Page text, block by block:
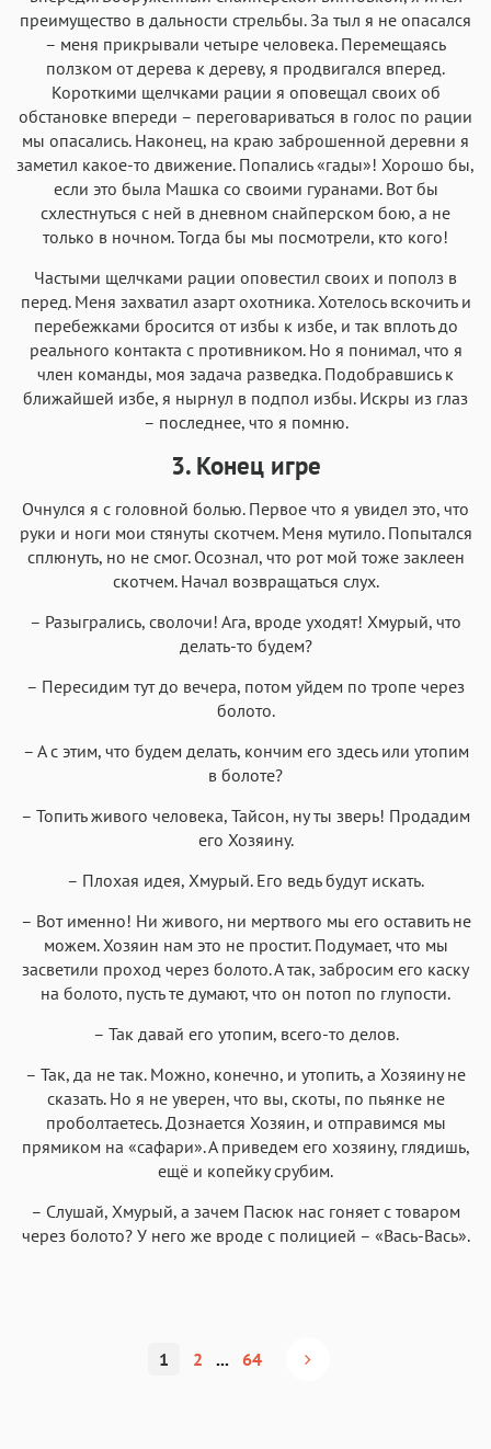
преимущество в дальности стрельбы. За тыл я не опасался
– меня прикрывали четыре человека. Перемещаясь
ползком от дерева к дереву, я продвигался вперед.
Короткими щелчками рации я оповещал своих об
обстановке впереди – переговариваться в голос по рации
мы опасались. Наконец, на краю заброшенной деревни я
заметил какое-то движение. Попались «гады»! Хорошо бы,
если это была Машка со своими гуранами. Вот бы
схлестнуться с ней в дневном снайперском бою, а не
только в ночном. Тогда бы мы посмотрели, кто кого!
Частыми щелчками рации оповестил своих и пополз в
перед. Меня захватил азарт охотника. Хотелось вскочить и
перебежками бросится от избы к избе, и так вплоть до
реального контакта с противником. Но я понимал, что я
член команды, моя задача разведка. Подобравшись к
ближайшей избе, я нырнул в подпол избы. Искры из глаз
– последнее, что я помню.
3. Конец игре
Очнулся я с головной болью. Первое что я увидел это, что
руки и ноги мои стянуты скотчем. Меня мутило. Попытался
сплюнуть, но не смог. Осознал, что рот мой тоже заклеен
скотчем. Начал возвращаться слух.
– Разыгрались, сволочи! Ага, вроде уходят! Хмурый, что
делать-то будем?
– Пересидим тут до вечера, потом уйдем по тропе через
болото.
– А с этим, что будем делать, кончим его здесь или утопим
в болоте?
– Топить живого человека, Тайсон, ну ты зверь! Продадим
его Хозяину.
– Плохая идея, Хмурый. Его ведь будут искать.
– Вот именно! Ни живого, ни мертвого мы его оставить не
можем. Хозяин нам это не простит. Подумает, что мы
засветили проход через болото. А так, забросим его каску
на болото, пусть те думают, что он потоп по глупости.
– Так давай его утопим, всего-то делов.
– Так, да не так. Можно, конечно, и утопить, а Хозяину не
сказать. Но я не уверен, что вы, скоты, по пьянке не
проболтаетесь. Дознается Хозяин, и отправимся мы
прямиком на «сафари». А приведем его хозяину, глядишь,
ещё и копейку срубим.
– Слушай, Хмурый, а зачем Пасюк нас гоняет с товаром
через болото? У него же вроде с полицией – «Вась-Вась».
1 2 ... 64